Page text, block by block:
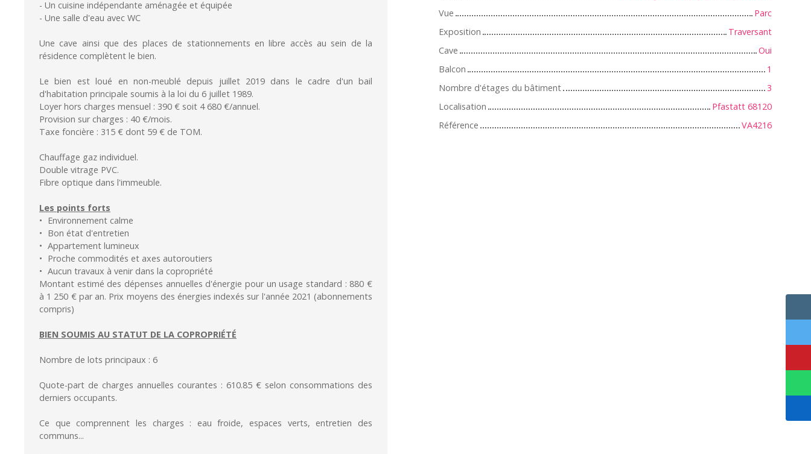
- Un cuisine indépendante aménagée et équipée
- Une salle d'eau avec WC
Une cave ainsi que des places de stationnements en libre accès au sein de la
résidence complètent le bien.
Le bien est loué en non-meublé depuis juillet 2019 dans le cadre d'un bail
d'habitation principale soumis à la loi du 6 juillet 1989.
Loyer hors charges mensuel : 390 € soit 4 680 €/annuel.
Provision sur charges : 40 €/mois.
Taxe foncière : 315 € dont 59 € de TOM.
Chauffage gaz individuel.
Double vitrage PVC.
Fibre optique dans l'immeuble.
Les points forts
Environnement calme
Bon état d'entretien
Appartement lumineux
Proche commodités et axes autoroutiers
Aucun travaux à venir dans la copropriété
Montant estimé des dépenses annuelles d'énergie pour un usage standard : 880 €
à 1 250 € par an. Prix moyens des énergies indexés sur l'année 2021 (abonnements
compris)
BIEN SOUMIS AU STATUT DE LA COPROPRIÉTÉ
Nombre de lots principaux : 6
Quote-part de charges annuelles courantes : 610.85 € selon consommations des
derniers occupants.
Ce que comprennent les charges : eau froide, espaces verts, entretien des
communs...
Vue
Parc
Exposition
Traversant
Cave
Oui
Balcon
1
Nombre d'étages du bâtiment
3
Localisation
Pfastatt 68120
Référence
VA4216